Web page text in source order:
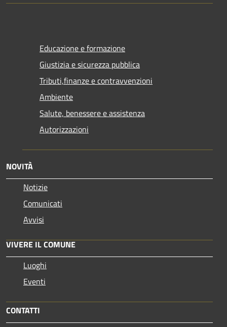
Educazione e formazione
Giustizia e sicurezza pubblica
Tributi,finanze e contravvenzioni
Ambiente
Salute, benessere e assistenza
Autorizzazioni
NOVITÀ
Notizie
Comunicati
Avvisi
VIVERE IL COMUNE
Luoghi
Eventi
CONTATTI